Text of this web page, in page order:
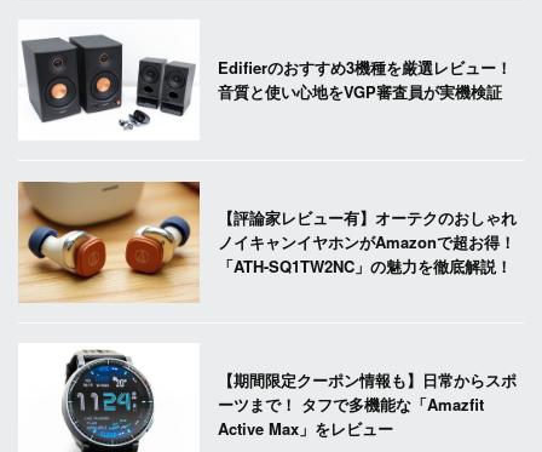
Edifierのおすすめ3機種を厳選レビュー！
音質と使い心地をVGP審査員が実機検証
【評論家レビュー有】オーテクのおしゃれ
ノイキャンイヤホンがAmazonで超お得！
「ATH-SQ1TW2NC」の魅力を徹底解説！
【期間限定クーポン情報も】日常からスポ
ーツまで！ タフで多機能な「Amazfit
Active Max」をレビュー